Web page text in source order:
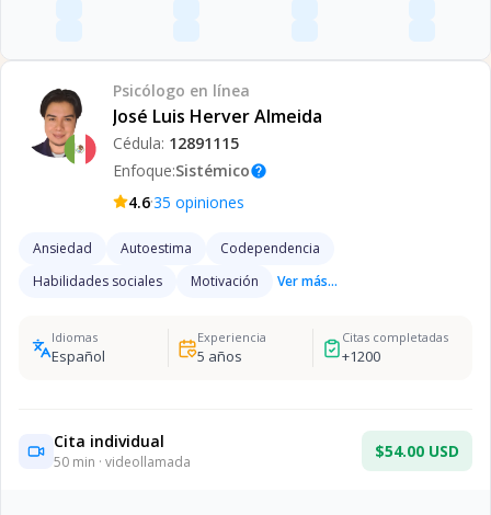
Psicólogo en línea
José Luis Herver Almeida
Cédula: 12891115
Enfoque:Sistémicohelp
4.6·35 opiniones
Ansiedad Autoestima
Codependencia
Habilidades sociales
Motivación Ver más...
Idiomas
Español
Experiencia
5 años
Citas completadas
+1200
Cita individual
50 min · videollamada
$54.00 USD